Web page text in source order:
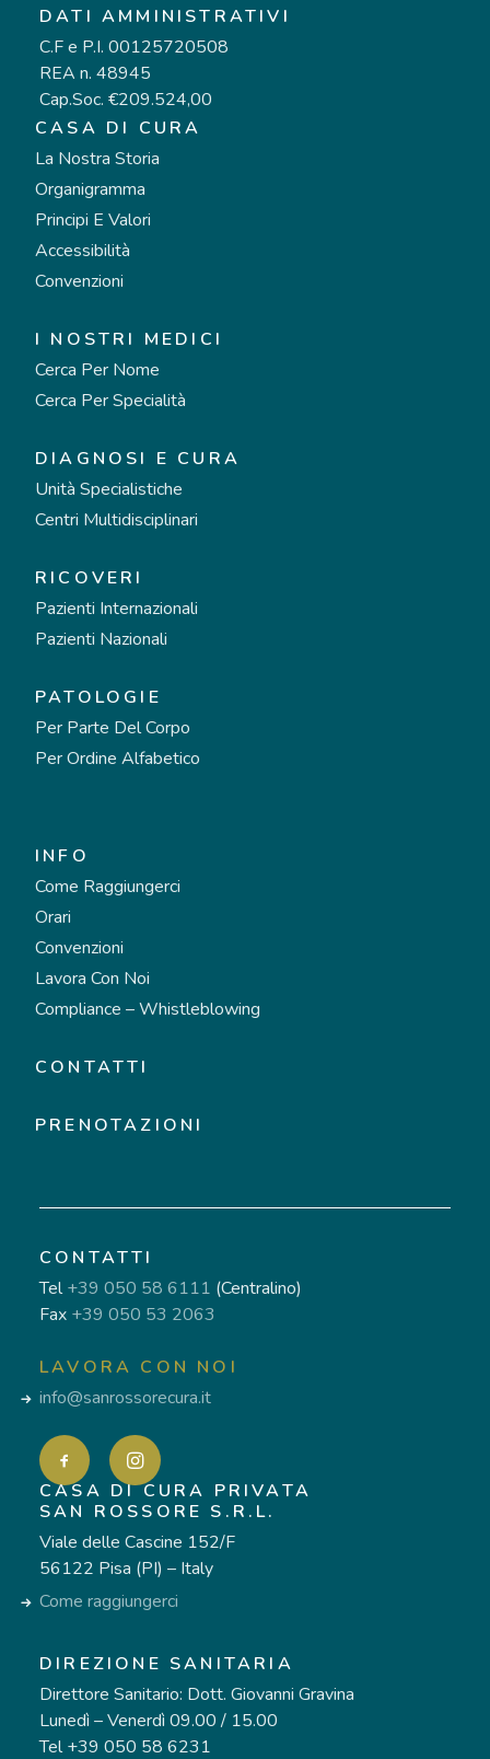
DATI AMMINISTRATIVI
C.F e P.I. 00125720508
REA n. 48945
Cap.Soc. €209.524,00
CASA DI CURA
La Nostra Storia
Organigramma
Principi E Valori
Accessibilità
Convenzioni
I NOSTRI MEDICI
Cerca Per Nome
Cerca Per Specialità
DIAGNOSI E CURA
Unità Specialistiche
Centri Multidisciplinari
RICOVERI
Pazienti Internazionali
Pazienti Nazionali
PATOLOGIE
Per Parte Del Corpo
Per Ordine Alfabetico
INFO
Come Raggiungerci
Orari
Convenzioni
Lavora Con Noi
Compliance – Whistleblowing
CONTATTI
PRENOTAZIONI
CONTATTI
Tel+39 050 58 6111 (Centralino)
Fax +39 050 53 2063
LAVORA CON NOI
info@sanrossorecura.it
CASA DI CURA PRIVATA
SAN ROSSORE S.R.L.
Viale delle Cascine 152/F
56122 Pisa (PI) – Italy
Come raggiungerci
DIREZIONE SANITARIA
Direttore Sanitario: Dott. Giovanni Gravina
Lunedì – Venerdì 09.00 / 15.00
Tel +39 050 58 6231